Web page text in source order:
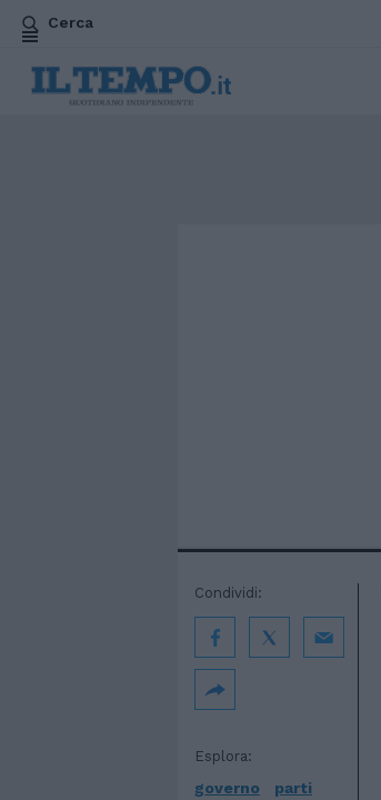
Cerca
Esplora:
governo
parti
Condividi: